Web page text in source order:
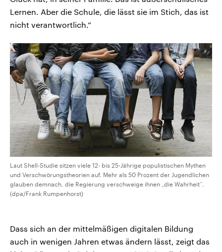
Lernen. Aber die Schule, die lässt sie im Stich, das ist
nicht verantwortlich.“
Laut Shell-Studie sitzen viele 12- bis 25-Jährige populistischen Mythen
und Verschwörungstheorien auf. Mehr als 50 Prozent der Jugendlichen
glauben demnach, die Regierung verschweige ihnen „die Wahrheit“.
(dpa/Frank Rumpenhorst)
Dass sich an der mittelmäßigen digitalen Bildung
auch in wenigen Jahren etwas ändern lässt, zeigt das